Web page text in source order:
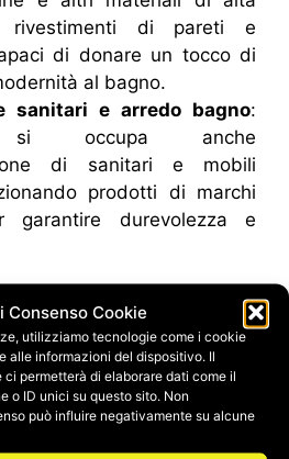
Consenso Cookie
utilizziamo tecnologie come i cookie
alle informazioni del dispositivo. Il
permetterà di elaborare dati come il
o ID unici su questo sito. Non
può influire negativamente su alcune
rivestimenti di pareti e
di donare un tocco di
al bagno.
sanitari e arredo bagno:
si occupa anche
di sanitari e mobili
prodotti di marchi
garantire durevolezza e
di alta qualità
per l’utilizzo dimateriali di
avanzate che
resistenza e facilità di
si tratti di un bagno in stile